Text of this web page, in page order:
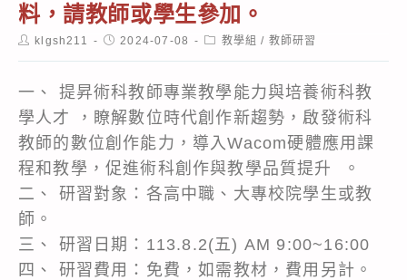
料，請教師或學生參加。
Postklgsh211
Post2024-07-08
Post教學組 / 教師研習
一、 提昇術科教師專業教學能力與培養術科教
學人才 ，瞭解數位時代創作新趨勢，啟發術科
教師的數位創作能力，導入Wacom硬體應用課
程和教學，促進術科創作與教學品質提升 。
二、 研習對象：各高中職、大專校院學生或教
師。
三、 研習日期：113.8.2(五) AM 9:00~16:00
四、 研習費用：免費，如需教材，費用另計。